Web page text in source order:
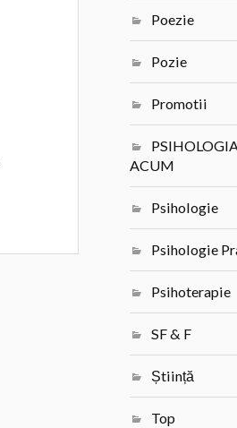
Poezie
Pozie
Promotii
ACUM
Psihologie
Psihologie
Psihoterapie
SF & F
Știință
Top